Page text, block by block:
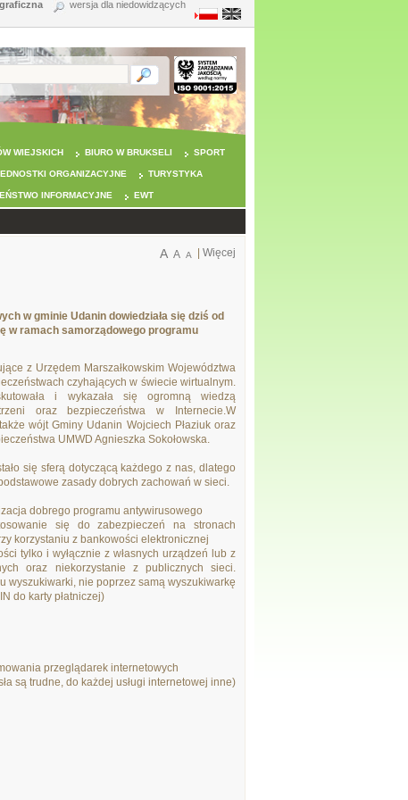
wersja dla niedowidzących
WIEJSKICH BIURO W BRUKSELI SPORT
ORGANIZACYJNE TURYSTYKA
INFORMACYJNE EWT
Więcej
A A A
w gminie Udanin dowiedziała się dziś od
w ramach samorządowego programu
z Urzędem Marszałkowskim Województwa
czyhających w świecie wirtualnym.
i wykazała się ogromną wiedzą
oraz bezpieczeństwa w Internecie.W
wójt Gminy Udanin Wojciech Płaziuk oraz
UMWD Agnieszka Sokołowska.
się sferą dotyczącą każdego z nas, dlatego
zasady dobrych zachowań w sieci.
dobrego programu antywirusowego
się do zabezpieczeń na stronach
korzystaniu z bankowości elektronicznej
tylko i wyłącznie z własnych urządzeń lub z
oraz niekorzystanie z publicznych sieci.
wyszukiwarki, nie poprzez samą wyszukiwarkę
do karty płatniczej)
przeglądarek internetowych
są trudne, do każdej usługi internetowej inne)